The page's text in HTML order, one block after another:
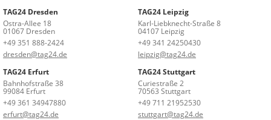
TAG24 Dresden
Ostra-Allee 18
01067 Dresden
+49 351 888-2424
dresden@tag24.de
TAG24 Leipzig
Karl-Liebknecht-Straße 8
04107 Leipzig
+49 341 24250430
leipzig@tag24.de
TAG24 Erfurt
Bahnhofstraße 38
99084 Erfurt
+49 361 34947880
erfurt@tag24.de
TAG24 Stuttgart
Curiestraße 2
70563 Stuttgart
+49 711 21952530
stuttgart@tag24.de